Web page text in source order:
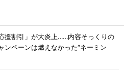
援割引」が大炎上……内容そっくりの
ンペーンは燃えなかった“ネーミン